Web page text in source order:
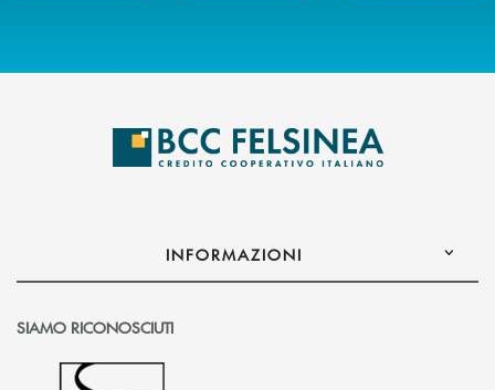
INFORMAZIONI
SIAMO RICONOSCIUTI